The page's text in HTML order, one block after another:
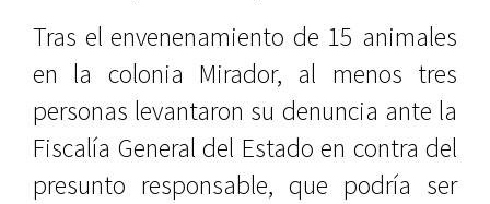
Tras el envenenamiento de 15 animales
en la colonia Mirador, al menos tres
personas levantaron su denuncia ante la
Fiscalía General del Estado en contra del
presunto responsable, que podría ser